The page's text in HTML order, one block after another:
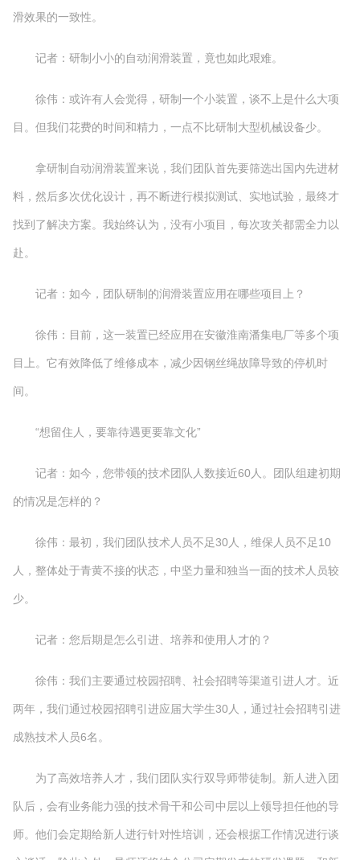
滑效果的一致性。
记者：研制小小的自动润滑装置，竟也如此艰难。
徐伟：或许有人会觉得，研制一个小装置，谈不上是什么大项
目。但我们花费的时间和精力，一点不比研制大型机械设备少。
拿研制自动润滑装置来说，我们团队首先要筛选出国内先进材
料，然后多次优化设计，再不断进行模拟测试、实地试验，最终才
找到了解决方案。我始终认为，没有小项目，每次攻关都需全力以
赴。
记者：如今，团队研制的润滑装置应用在哪些项目上？
徐伟：目前，这一装置已经应用在安徽淮南潘集电厂等多个项
目上。它有效降低了维修成本，减少因钢丝绳故障导致的停机时
间。
“想留住人，要靠待遇更要靠文化”
记者：如今，您带领的技术团队人数接近60人。团队组建初期
的情况是怎样的？
徐伟：最初，我们团队技术人员不足30人，维保人员不足10
人，整体处于青黄不接的状态，中坚力量和独当一面的技术人员较
少。
记者：您后期是怎么引进、培养和使用人才的？
徐伟：我们主要通过校园招聘、社会招聘等渠道引进人才。近
两年，我们通过校园招聘引进应届大学生30人，通过社会招聘引进
成熟技术人员6名。
为了高效培养人才，我们团队实行双导师带徒制。新人进入团
队后，会有业务能力强的技术骨干和公司中层以上领导担任他的导
师。他们会定期给新人进行针对性培训，还会根据工作情况进行谈